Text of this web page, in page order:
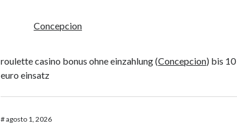
Concepcion
roulette casino bonus ohne einzahlung (Concepcion) bis 10
euro einsatz
#agosto 1, 2026